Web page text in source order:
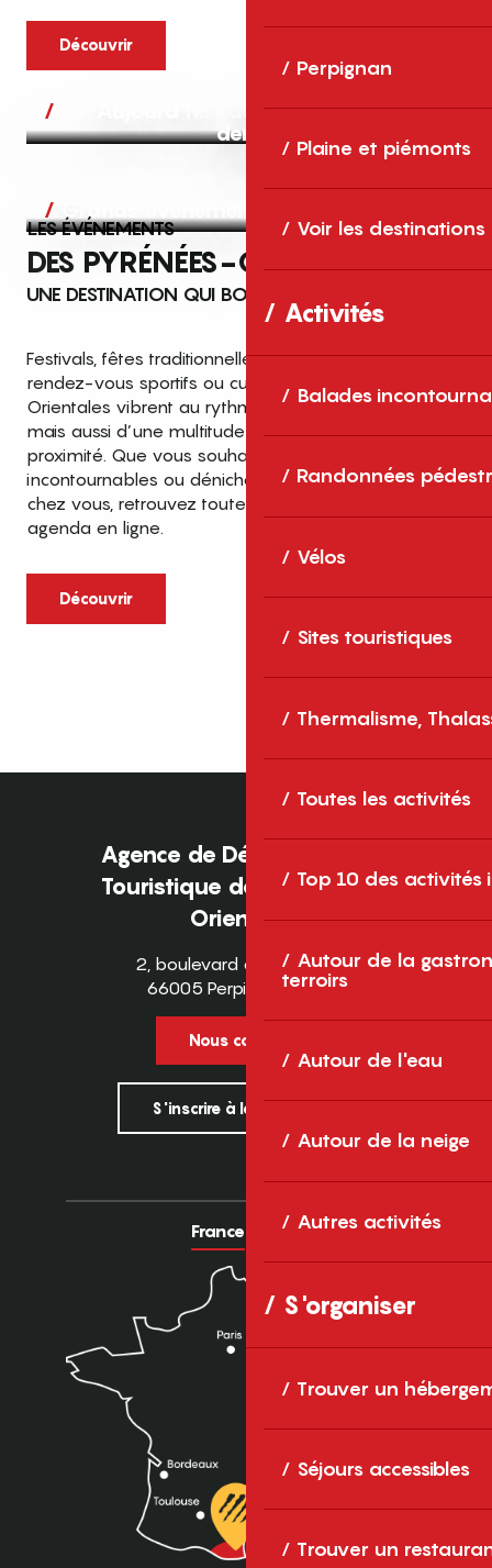
Perpignan
Plaine et piémonts
Voir les destinations
Activités
Balades
Randonnées
Vélos
Sites touristiques
Thermalisme,
Toutes les activités
Top 10 des activités
Autour de la
terroirs
Autour de l'eau
Autour de la neige
Autres activités
S'organiser
Trouver un
Séjours accessibles
Trouver un
Découvrir
Aujourd’hui, demain et après-
demain
Grands événements
LES ÉVÉNEMENTS
DES PYRÉNÉES-ORIENTALES
UNE DESTINATION QUI BOUGE TOUTE L’ANNÉE
Festivals, fêtes traditionnelles, concerts, expositions,
rendez-vous sportifs ou culturels… les Pyrénées-
Orientales vibrent au rythme de grands temps forts
mais aussi d’une multitude d’événements de
proximité. Que vous souhaitiez vivre les
incontournables ou dénicher des sorties près de
chez vous, retrouvez toutes les infos dans notre
agenda en ligne.
Découvrir
Top des événements et sorties
en famille
cet été dans les Pyrénées-Orientales
Entre mer Méditerranée, villages de
caractère et grands espaces naturels, les
Pyrénées-Orientales sont une destination
idéale pour partager des moments en
famille tout au long...
Agence de Développement
Touristique des Pyrénées-
Orientales
2, boulevard des Pyrénées
66005 Perpignan Cedex
Nous contacter
S'inscrire à la newsletter
France Europe